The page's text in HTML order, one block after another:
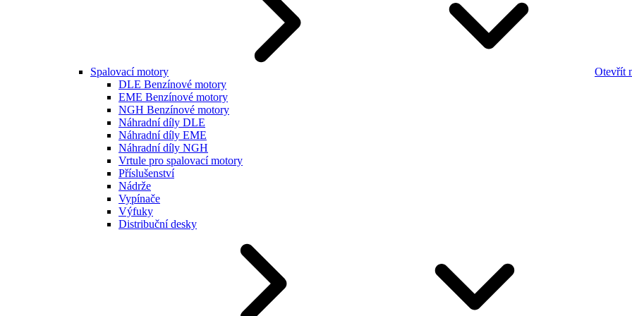
Spalovací motory
Otevřít
DLE Benzínové motory
EME Benzínové motory
NGH Benzínové motory
Náhradní díly DLE
Náhradní díly EME
Náhradní díly NGH
Vrtule pro spalovací motory
Příslušenství
Nádrže
Vypínače
Výfuky
Distribuční desky